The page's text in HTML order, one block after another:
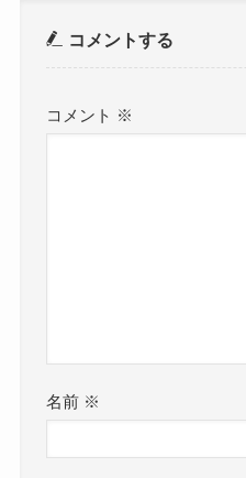
コメントする
コメント ※
名前 ※